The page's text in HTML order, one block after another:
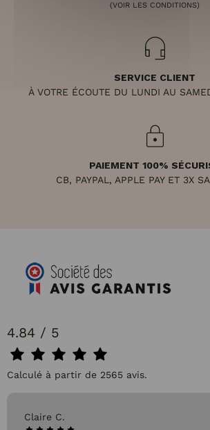
(VOIR LES CONDITIONS)
SERVICE CLIENT
À VOTRE ÉCOUTE DU LUNDI AU
PAIEMENT 100%
CB, PAYPAL, APPLE PAY ET 3X
4.84 / 5
Calculé à partir de 2565 avis.
Claire C.